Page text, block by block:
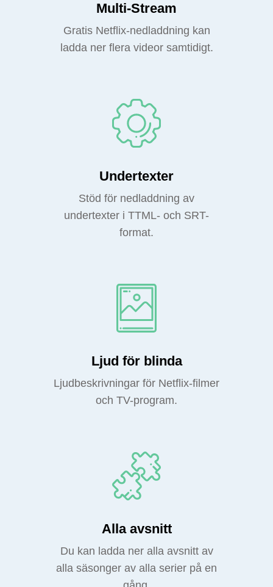
Multi-Stream
Gratis Netflix-nedladdning kan
ladda ner flera videor samtidigt.
Undertexter
Stöd för nedladdning av
undertexter i TTML- och SRT-
format.
Ljud för blinda
Ljudbeskrivningar för Netflix-filmer
och TV-program.
Alla avsnitt
Du kan ladda ner alla avsnitt av
alla säsonger av alla serier på en